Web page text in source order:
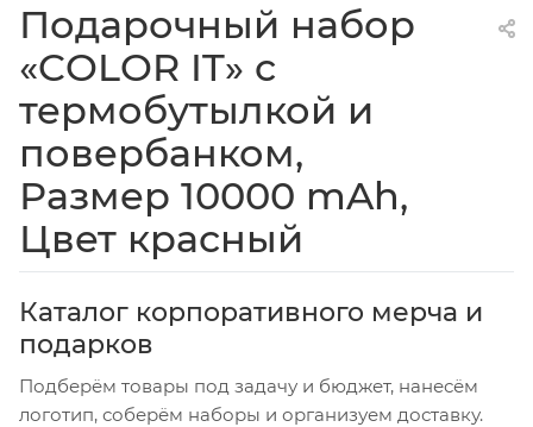
Подарочный набор
«COLOR IT» с
термобутылкой и
повербанком,
Размер 10000 mAh,
Цвет красный
Каталог корпоративного мерча и
подарков
Подберём товары под задачу и бюджет, нанесём
логотип, соберём наборы и организуем доставку.